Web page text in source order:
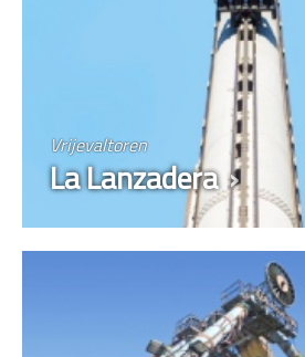
Vrijevaltoren
La Lanzadera